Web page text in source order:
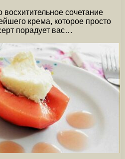
сочетание
крема, которое просто
порадует вас…